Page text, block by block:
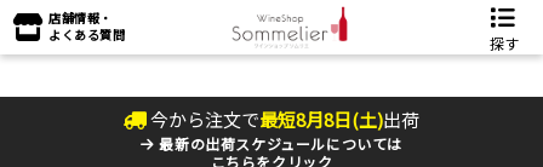
店舗情報・
よくある質問
探す
今から注文で最短8月8日(土)出荷
最新の出荷スケジュールについては
こちらをクリック